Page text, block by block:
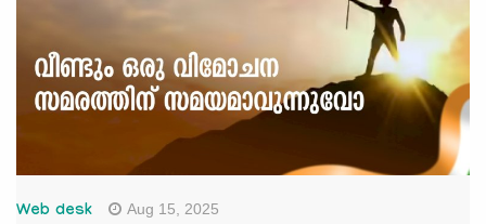
Web desk Aug 15, 2025